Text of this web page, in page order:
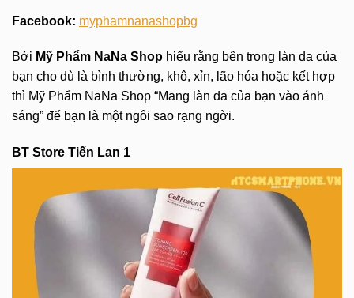
Facebook: myphamnanashopbg
Bởi Mỹ Phẩm NaNa Shop hiểu rằng bên trong làn da của
bạn cho dù là bình thường, khô, xỉn, lão hóa hoặc kết hợp
thì Mỹ Phẩm NaNa Shop “Mang làn da của bạn vào ánh
sáng” để bạn là một ngôi sao rạng ngời.
BT Store Tiến Lan 1